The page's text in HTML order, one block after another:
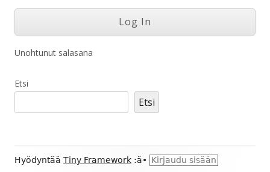
Unohtunut salasana
Etsi
Etsi
Alapalkin
Hyödyntää Tiny Framework :ä• Kirjaudu sisään